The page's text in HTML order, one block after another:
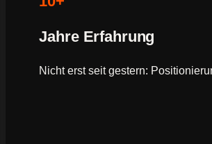
Jahre Erfahrung
Nicht erst seit gestern: